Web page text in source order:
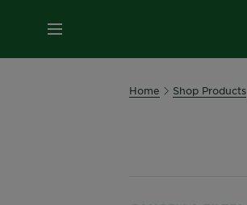
MENU
Home Shop Products